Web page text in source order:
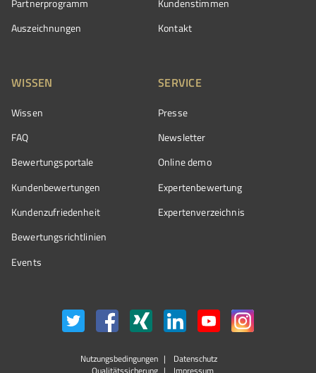
Partnerprogramm
Auszeichnungen
Kundenstimmen
Kontakt
WISSEN
Wissen
FAQ
Bewertungsportale
Kundenbewertungen
Kundenzufriedenheit
Bewertungs­richtlinien
Events
SERVICE
Presse
Newsletter
Online demo
Expertenbewertung
Expertenverzeichnis
Nutzungsbedingungen
Datenschutz